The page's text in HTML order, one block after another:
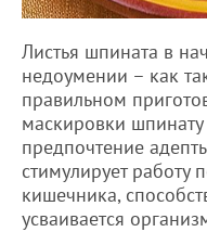
Листья шпината в
недоумении – как
правильном
маскировки
предпочтение
стимулирует
кишечника,
усваивается